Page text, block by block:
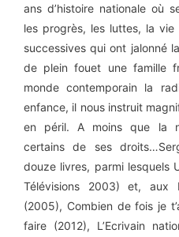
ans d’histoire nationale où
les progrès, les luttes, la
successives qui ont jalonné
de plein fouet une famille
monde contemporain la
enfance, il nous instruit
en péril. A moins que la
certains de ses
douze livres, parmi lesquels
Télévisions 2003) et, aux
(2005), Combien de fois je
faire (2012), L’Ecrivain